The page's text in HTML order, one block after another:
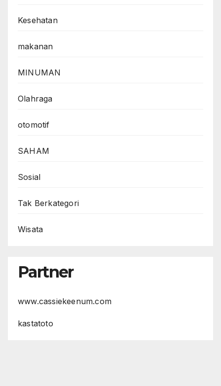
Kesehatan
makanan
MINUMAN
Olahraga
otomotif
SAHAM
Sosial
Tak Berkategori
Wisata
Partner
www.cassiekeenum.com
kastatoto